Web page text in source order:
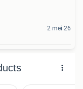
2 mei 26